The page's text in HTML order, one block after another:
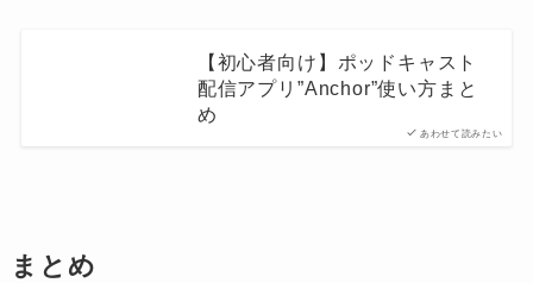
あわせて読みたい
【初心者向け】ポッドキャスト
配信アプリ”Anchor”使い方まと
め
まとめ